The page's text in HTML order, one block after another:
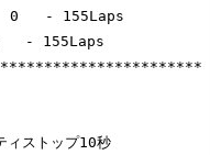
ィストップ10秒